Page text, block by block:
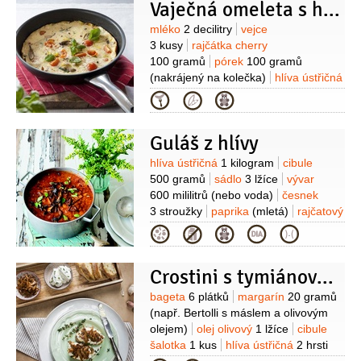
Vaječná omeleta s hlívou ústřičnou
Suroviny
mléko 2 decilitry
vejce
3 kusy
rajčátka cherry
100 gramů
pórek 100 gramů
(nakrájený na kolečka)
hlíva ústřičná
150 gramů
(nakrájená na
plátky)
mouka pšeničná hladká
1 špetka (čerstvě mletý)
Kategorie
Guláš z hlívy
Suroviny
hlíva ústřičná 1 kilogram
cibule
500 gramů
sádlo 3 lžíce
vývar
600 mililitrů (nebo voda)
česnek
3 stroužky
paprika (mletá)
rajčatový
protlak2 lžíce
majoránka
1 lžíce
kmín1 lžička
Kategorie
Crostini s tymiánovou riccotou a grilovanými houbami
Suroviny
bageta 6 plátků margarín 20 gramů
(např. Bertolli s máslem a olivovým
olejem)
olej olivový 1 lžíce
cibule
šalotka 1 kus hlíva ústřičná 2 hrsti